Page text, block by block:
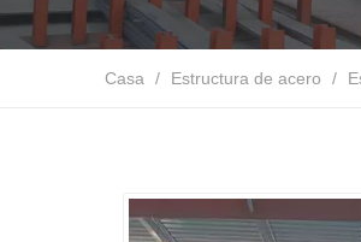
Casa / Estructura de acero /